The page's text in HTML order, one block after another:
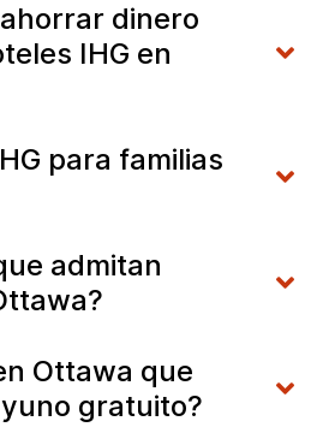
dinero
IHG en
para familias
admitan
Ottawa que
gratuito?